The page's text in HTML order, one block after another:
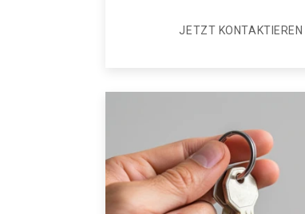
JETZT KONTAKTIEREN